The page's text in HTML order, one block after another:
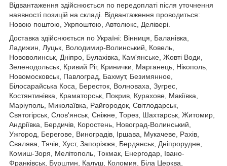
Відвантаження здійснюється по передоплаті після уточнення
наявності позицій на складі. Відвантаження проводиться:
Новою поштою, Укрпоштою, Автолюкс, Делівері.
Доставка здійснюється по Україні: Вінниця, Баланівка,
Ладижин, Луцьк, Володимир-Волинський, Ковель,
Нововолинськ, Дніпро, Булахівка, Кам'янське, Жовті Води,
Зеленодольськ, Кривий Ріг, Кринички, Марганець, Нікополь,
Новомосковськ, Павлоград, Бахмут, Безимянное,
Білосарайська Коса, Бересток, Волноваха, Зугрес,
Костянтинівка, Краматорськ, Покрив, Курахове, Макіївка,
Маріуполь, Миколаївка, Райгородок, Світлодарськ,
Святогірськ, Слов'янськ, Сніжне, Торез, Шахтарськ, Житомир,
Андріївка, Бердичів, Коростень, Новоград-Волинський,
Ужгород, Берегове, Виноградів, Іршава, Мукачеве, Рахів,
Свалява, Тячів, Хуст, Запоріжжя, Бердянськ, Дніпрорудне,
Комиш-Зоря, Мелітополь, Токмак, Енергодар, Івано-
Франківськ, Бурштин, Калуш, Коломия, Біла Церква,